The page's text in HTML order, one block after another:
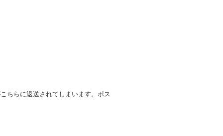
ちらに返送されてしまいます。ポス